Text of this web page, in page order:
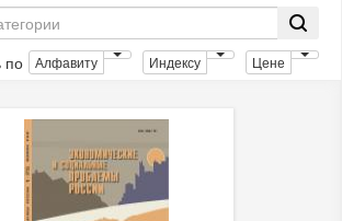
по Алфавиту Индексу Цене